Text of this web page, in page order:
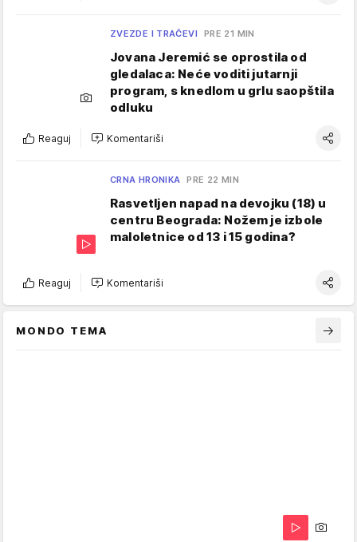
ZVEZDE I TRAČEVI PRE 21 MIN
Jovana Jeremić se oprostila od
gledalaca: Neće voditi jutarnji
program, s knedlom u grlu saopštila
odluku
Reaguj Komentariši
CRNA HRONIKA PRE 22 MIN
Rasvetljen napad na devojku (18) u
centru Beograda: Nožem je izbole
maloletnice od 13 i 15 godina?
Reaguj Komentariši
MONDO TEMA